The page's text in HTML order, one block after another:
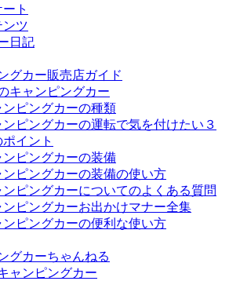
ト
ンツ
日記
グカー販売店ガイド
キャンピングカー
ンピングカーの種類
ンピングカーの運転で気を付けたい３
イント
ンピングカーの装備
ンピングカーの装備の使い方
ンピングカーについてのよくある質問
ンピングカーお出かけマナー全集
ンピングカーの便利な使い方
グカーちゃんねる
ャンピングカー